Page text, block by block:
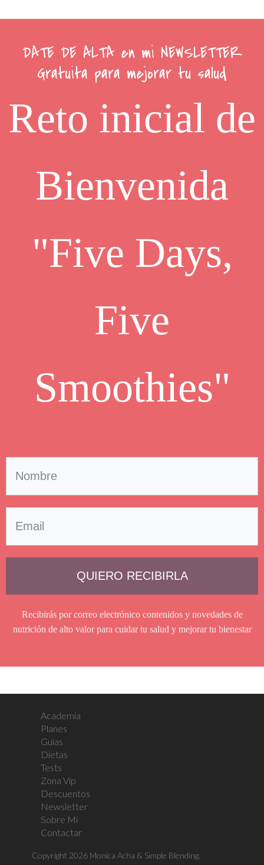
DATE DE ALTA en mi NEWSLETTER
Gratuita para mejorar tu salud
Reto inicial de
Bienvenida
"Five Days,
Five
Smoothies"
QUIERO RECIBIRLA
Recibirás por correo electrónico contenidos y novedades de
nutrición de alto valor para cuidar tu salud y mejorar tu bienestar
Academia
Planes
Guías
Dietas
Tests
Zona Vip
Descuentos
Newsletter
Sobre Mi
Contactar
Copyright 2026 Monica Acha & Simple Blending.